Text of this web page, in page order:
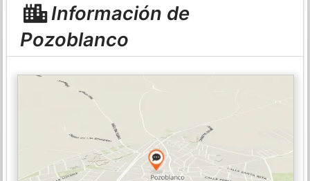
Información de
Pozoblanco